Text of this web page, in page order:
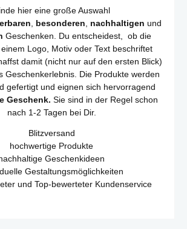
hier eine große Auswahl
, besonderen, nachhaltigen und
Geschenken. Du entscheidest, ob die
Logo, Motiv oder Text beschriftet
damit (nicht nur auf den ersten Blick)
Geschenkerlebnis. Die Produkte werden
gefertigt und eignen sich hervorragend
Geschenk. Sie sind in der Regel schon
nach 1-2 Tagen bei Dir.
Blitzversand
hochwertige Produkte
Geschenkideen
Gestaltungsmöglichkeiten
und Top-bewerteter Kundenservice